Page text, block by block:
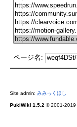
ページ名:
Site admin: みみっくほし
PukiWiki 1.5.2 © 2001-2019